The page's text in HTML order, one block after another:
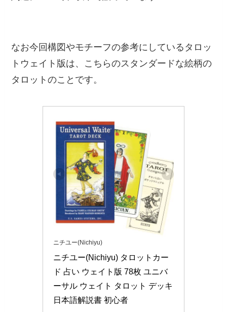
なお今回構図やモチーフの参考にしているタロッ
トウェイト版は、こちらのスタンダードな絵柄の
タロットのことです。
ニチユー(Nichiyu)
ニチユー(Nichiyu) タロットカー
ド 占い ウェイト版 78枚 ユニバ
ーサル ウェイト タロット デッキ
日本語解説書 初心者